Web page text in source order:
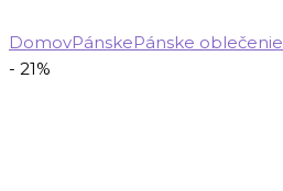
DomovPánskePánske oblečenie
- 21%